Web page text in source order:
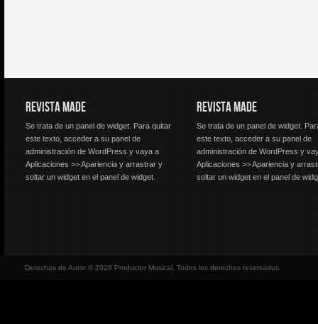
REVISTA MADE
Se trata de un panel de widget. Para quitar
este texto, acceder a su panel de
administración de WordPress y vaya a
Aplicaciones >> Apariencia y arrastrar y
soltar un widget en el panel de widget.
REVISTA MADE
Se trata de un panel de widget.
este texto, acceder a su panel de
administración de WordPress y
Aplicaciones >> Apariencia y
soltar un widget en el panel de
Derechos de Autor © 2026 Productor Musical, Todos los derechos reservados.